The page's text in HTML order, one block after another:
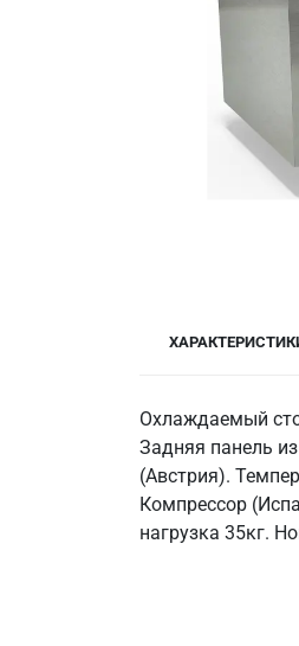
Охлаждаемый
Задняя панель
(Австрия).
Компрессор
нагрузка 35кг.